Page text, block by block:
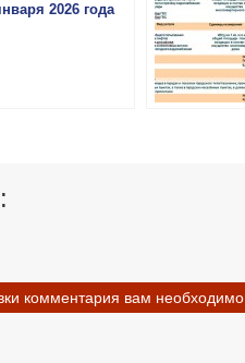
2026 года
комментария вам необходимо